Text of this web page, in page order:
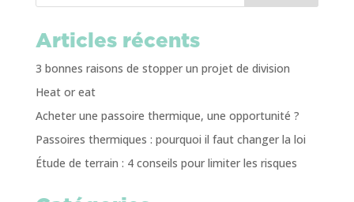
Articles récents
3 bonnes raisons de stopper un projet de division
Heat or eat
Acheter une passoire thermique, une opportunité ?
Passoires thermiques : pourquoi il faut changer la loi
Étude de terrain : 4 conseils pour limiter les risques